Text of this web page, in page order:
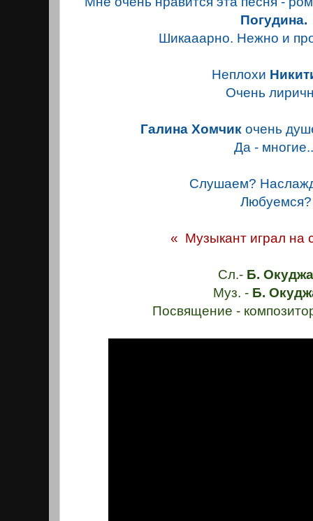
Погудина.
Шикааарно. Нежно и
Неплохи
Очень
Галина Хомчик очень
Да -
Слушаем?
Любуемся?
« Музыкант играл на
Сл.- Б.
Муз. - Б.
Посвящение -